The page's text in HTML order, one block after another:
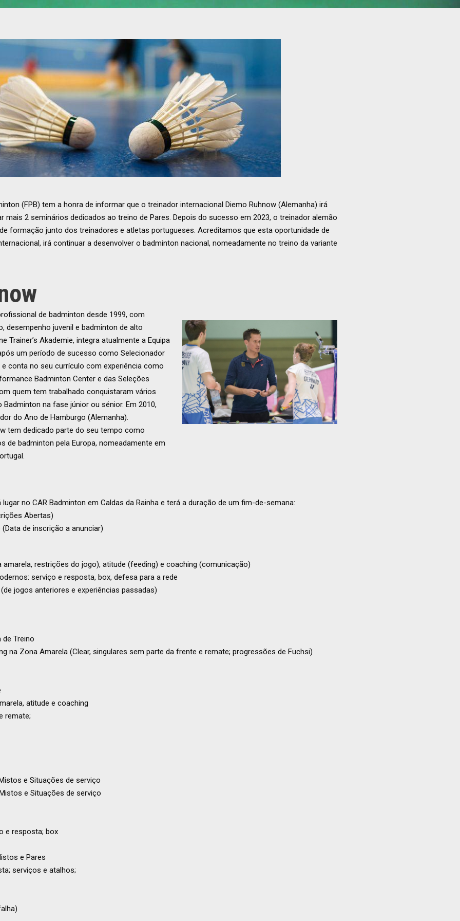
(FPB) tem a honra de informar que o treinador internacional Diemo Ruhnow (Alemanha) irá
mais 2 seminários dedicados ao treino de Pares. Depois do sucesso em 2023, o treinador alemão
formação junto dos treinadores e atletas portugueses. Acreditamos que esta oportunidade de
irá continuar a desenvolver o badminton nacional, nomeadamente no treino da variante
de badminton desde 1999, com
desempenho juvenil e badminton de alto
Trainer’s Akademie, integra atualmente a Equipa
um período de sucesso como Selecionador
conta no seu currículo com experiência como
Badminton Center e das Seleções
quem tem trabalhado conquistaram vários
na fase júnior ou sénior. Em 2010,
do Ano de Hamburgo (Alemanha).
tem dedicado parte do seu tempo como
de badminton pela Europa, nomeadamente em
no CAR Badminton em Caldas da Rainha e terá a duração de um fim-de-semana:
Abertas)
de inscrição a anunciar)
restrições do jogo), atitude (feeding) e coaching (comunicação)
serviço e resposta, box, defesa para a rede
jogos anteriores e experiências passadas)
de Treino
na Zona Amarela (Clear, singulares sem parte da frente e remate; progressões de Fuchsi)
atitude e coaching
remate;
e Situações de serviço
e Situações de serviço
e resposta; box
e Pares
serviços e atalhos;